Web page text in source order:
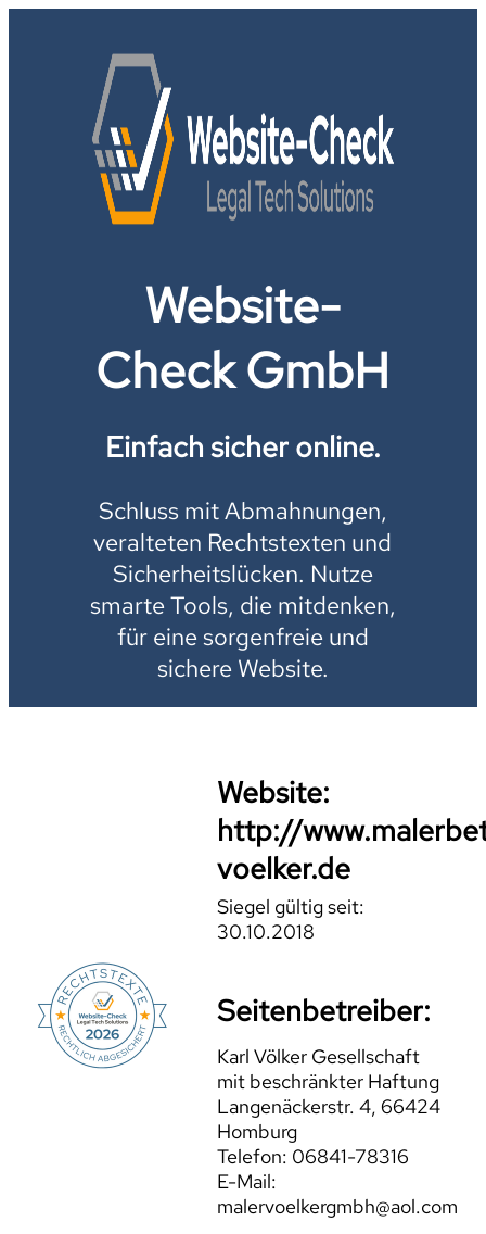
Website-
Check GmbH
Einfach sicher online.
Schluss mit Abmahnungen,
veralteten Rechtstexten und
Sicherheitslücken. Nutze
smarte Tools, die mitdenken,
für eine sorgenfreie und
sichere Website.
Website:
http://
voelker.de
Siegel gültig seit:
30.10.2018
Seitenbetreiber:
Karl Völker Gesellschaft
mit beschränkter Haftung
Langenäckerstr. 4, 66424
Homburg
Telefon: 06841-78316
E-Mail:
malervoelkergmbh@aol.com